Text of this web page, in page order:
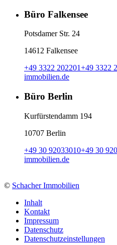
Büro Falkensee
Potsdamer Str. 24
14612 Falkensee
+49 3322 202201+49 3322
immobilien.de
Büro Berlin
Kurfürstendamm 194
10707 Berlin
+49 30 92033010+49 30
immobilien.de
© Schacher Immobilien
Inhalt
Kontakt
Impressum
Datenschutz
Datenschutzeinstellungen